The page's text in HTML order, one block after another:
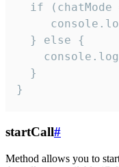
if (chatMode
  } else {
  }
}
startCall#
Method allows you to